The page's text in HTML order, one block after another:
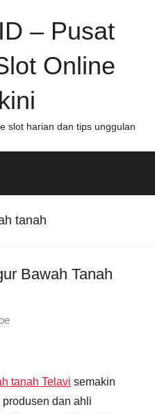
– Pusat
Online
slot harian dan tips unggulan
tanah
Bawah Tanah
tanah Telavi semakin
dan ahli